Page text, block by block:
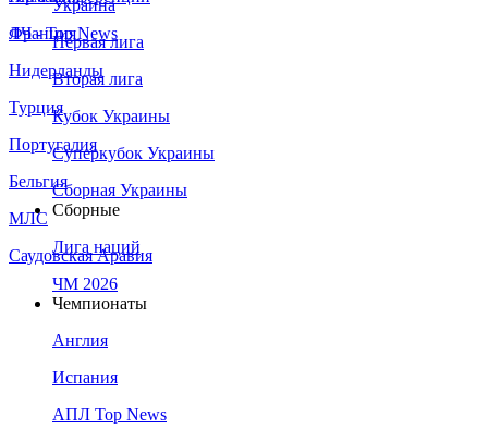
Франция
Нидерланды
Турция
Португалия
Бельгия
МЛС
Саудовская Аравия
ЛЧ - Top News
Украина
Первая лига
Вторая лига
Кубок Украины
Суперкубок Украины
Сборная Украины
Сборные
Лига наций
ЧМ 2026
Чемпионаты
Англия
Испания
АПЛ Top News